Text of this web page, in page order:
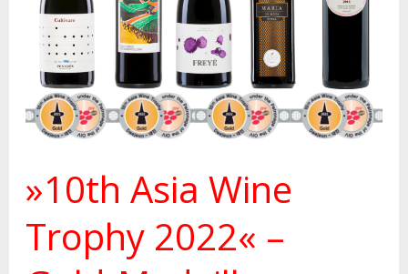
»10th Asia Wine
Trophy 2022« –
Gold-
Medaillen